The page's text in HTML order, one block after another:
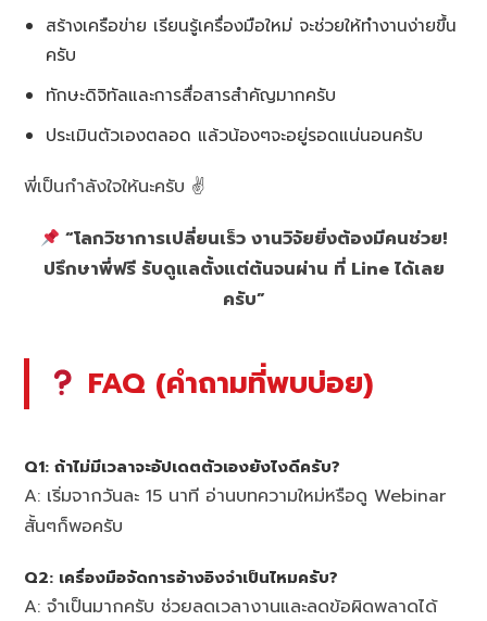
สร้างเครือข่าย เรียนรู้เครื่องมือใหม่ จะช่วยให้ทำงานง่ายขึ้น
ครับ
ทักษะดิจิทัลและการสื่อสารสำคัญมากครับ
ประเมินตัวเองตลอด แล้วน้องๆจะอยู่รอดแน่นอนครับ
พี่เป็นกำลังใจให้นะครับ ✌️
“โลกวิชาการเปลี่ยนเร็ว งานวิจัยยิ่งต้องมีคนช่วย!
ปรึกษาพี่ฟรี รับดูแลตั้งแต่ต้นจนผ่าน ที่ Line ได้เลย
ครับ”
FAQ (คำถามที่พบบ่อย)
Q1: ถ้าไม่มีเวลาจะอัปเดตตัวเองยังไงดีครับ?
A: เริ่มจากวันละ 15 นาที อ่านบทความใหม่หรือดู Webinar
สั้นๆก็พอครับ
Q2: เครื่องมือจัดการอ้างอิงจำเป็นไหมครับ?
A: จำเป็นมากครับ ช่วยลดเวลางานและลดข้อผิดพลาดได้